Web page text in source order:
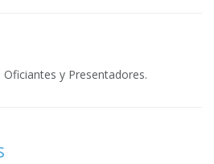
y Presentadores.